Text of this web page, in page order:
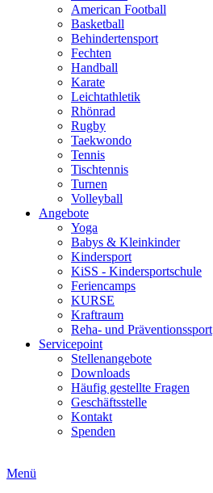
American Football
Basketball
Behindertensport
Fechten
Handball
Karate
Leichtathletik
Rhönrad
Rugby
Taekwondo
Tennis
Tischtennis
Turnen
Volleyball
Angebote
Yoga
Babys & Kleinkinder
Kindersport
KiSS - Kindersportschule
Feriencamps
KURSE
Kraftraum
Reha- und Präventionssport
Servicepoint
Stellenangebote
Downloads
Häufig gestellte Fragen
Geschäftsstelle
Kontakt
Spenden
Menü